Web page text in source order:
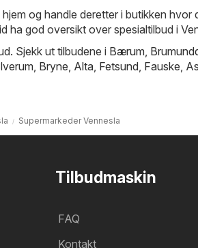
og handle deretter i butikken hvor
ha god oversikt over spesialtilbud i
Sjekk ut tilbudene i Bærum
Bryne Alta Fetsund Fauske
Supermarkeder Vennesla
Tilbudmaskin
FAQ
Kontakt